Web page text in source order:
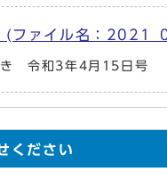
(ファイル名：
き 令和3年4月15日号
ください